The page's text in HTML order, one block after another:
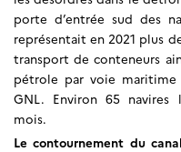
porte d’entrée sud des
représentait en 2021 plus
transport de conteneurs
pétrole par voie
GNL. Environ 65 navires
mois.
Le contournement du